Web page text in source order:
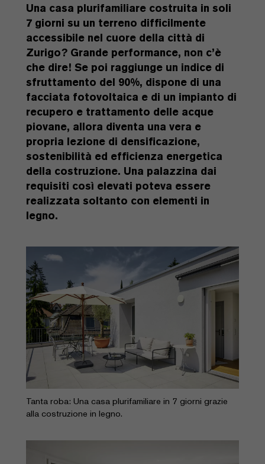
Una casa plurifamiliare costruita in soli
7 giorni su un terreno difficilmente
accessibile nel cuore della città di
Zurigo? Grande performance, non c’è
che dire! Se poi raggiunge un indice di
sfruttamento del 90%, dispone di una
facciata fotovoltaica e di un impianto di
recupero e trattamento delle acque
piovane, allora diventa una vera e
propria lezione di densificazione,
sostenibilità ed efficienza energetica
della costruzione. Una palazzina dai
requisiti così elevati poteva essere
realizzata soltanto con elementi in
legno.
Tanta roba: Una casa plurifamiliare in 7 giorni grazie
alla costruzione in legno.